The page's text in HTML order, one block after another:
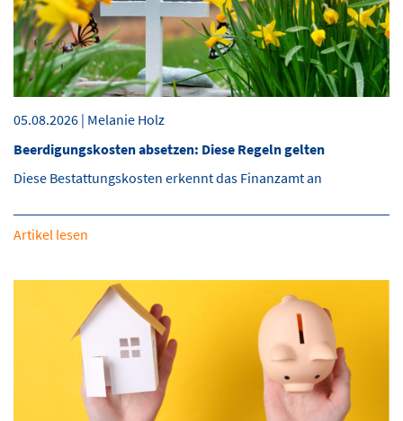
05.08.2026 | Melanie Holz
Beerdigungskosten absetzen: Diese Regeln gelten
Diese Bestattungskosten erkennt das Finanzamt an
Artikel lesen